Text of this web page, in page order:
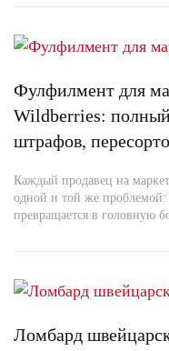
Фулфилмент для
Wildberries:
штрафов,
Каждый продавец на
одной и той же проблемой:
превращается в головную
Ломбард